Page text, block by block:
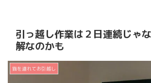
引っ越し作業は２日連続じゃ
解なのかも
猫を連れてお引越し